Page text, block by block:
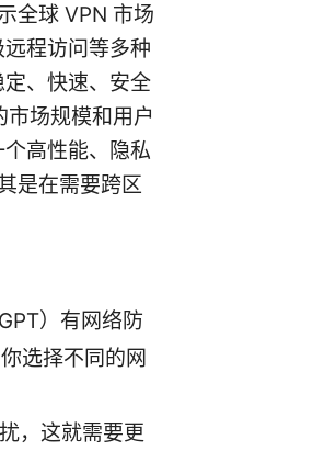
全球 VPN 市场
程访问等多种
、快速、安全
场规模和用户
高性能、隐私
是在需要跨区
）有网络防
选择不同的网
，这就需要更